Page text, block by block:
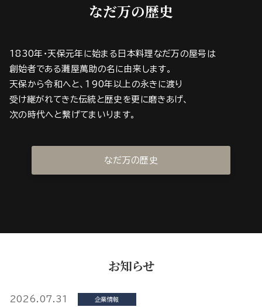
なだ万の歴史
1830年・天保元年に始まる日本料理なだ万の屋号は
創始者である灘屋萬助の名に由来します。
天保から令和へと、190年以上の永きに渡り
受け継がれてきた伝統と歴史を更に磨きあげ、
次の時代へと繋げてまいります。
なだ万の歴史
お知らせ
2026.07.31 企業情報